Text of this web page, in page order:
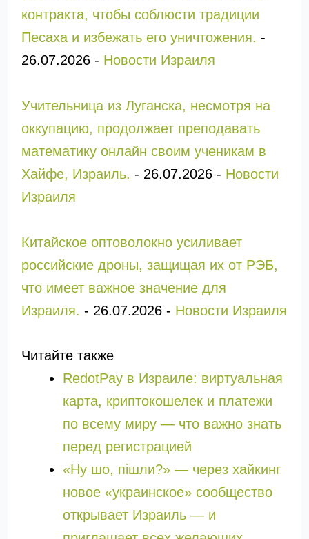
контракта, чтобы соблюсти традиции
Песаха и избежать его уничтожения. -
26.07.2026- Новости Израиля
Учительница из Луганска, несмотря на
оккупацию, продолжает преподавать
математику онлайн своим ученикам в
Хайфе, Израиль. - 26.07.2026- Новости
Израиля
Китайское оптоволокно усиливает
российские дроны, защищая их от РЭБ,
что имеет важное значение для
Израиля. - 26.07.2026- Новости Израиля
Читайте также
RedotPay в Израиле: виртуальная
карта, криптокошелек и платежи
по всему миру — что важно знать
перед регистрацией
«Ну шо, пішли?» — через хайкинг
новое «украинское» сообщество
открывает Израиль — и